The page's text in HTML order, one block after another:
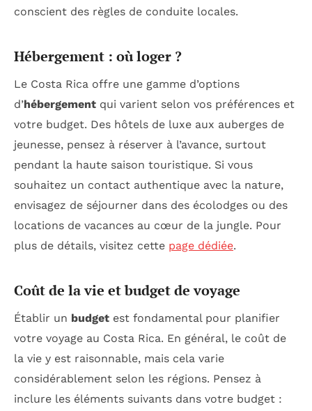
conscient des règles de conduite locales.
Hébergement : où loger ?
Le Costa Rica offre une gamme d’options
d’hébergement qui varient selon vos préférences et
votre budget. Des hôtels de luxe aux auberges de
jeunesse, pensez à réserver à l’avance, surtout
pendant la haute saison touristique. Si vous
souhaitez un contact authentique avec la nature,
envisagez de séjourner dans des écolodges ou des
locations de vacances au cœur de la jungle. Pour
plus de détails, visitez cette page dédiée.
Coût de la vie et budget de voyage
Établir un budget est fondamental pour planifier
votre voyage au Costa Rica. En général, le coût de
la vie y est raisonnable, mais cela varie
considérablement selon les régions. Pensez à
inclure les éléments suivants dans votre budget :